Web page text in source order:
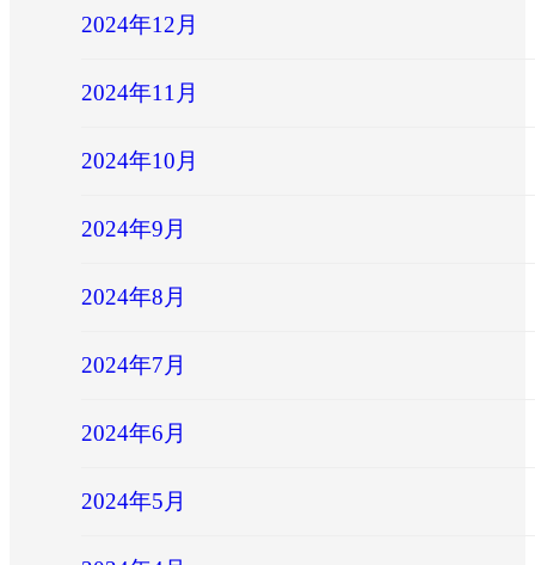
2024年12月
2024年11月
2024年10月
2024年9月
2024年8月
2024年7月
2024年6月
2024年5月